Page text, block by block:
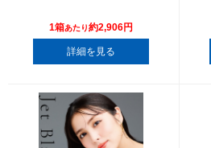
1箱あたり約2,906円
詳細を見る